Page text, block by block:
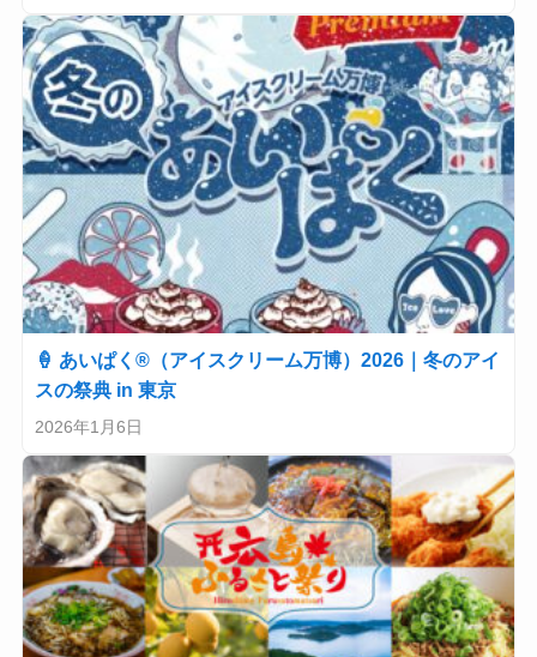
🍦 あいぱく®（アイスクリーム万博）2026｜冬のアイ
スの祭典 in 東京
2026年1月6日